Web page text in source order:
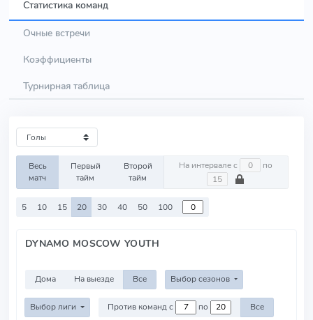
Статистика команд
Очные встречи
Коэффициенты
Турнирная таблица
Весь
матч
Первый
тайм
Второй
тайм
На интервале с по
5 10 15 20 30 40 50 100
DYNAMO MOSCOW YOUTH
Дома На выезде Все Выбор сезонов
Выбор лиги Против команд с по Все